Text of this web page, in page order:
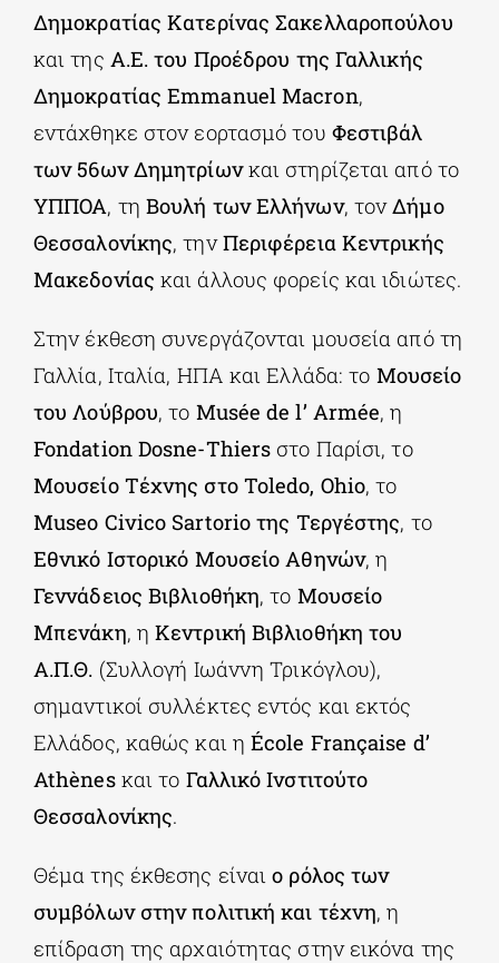
Δημοκρατίας Κατερίνας Σακελλαροπούλου
και της Α.Ε. του Προέδρου της Γαλλικής
Δημοκρατίας Emmanuel Macron,
εντάχθηκε στον εορτασμό του Φεστιβάλ
των 56ων Δημητρίωνκαι στηρίζεται από το
ΥΠΠΟΑ, τη Βουλή των Ελλήνων, τονΔήμο
Θεσσαλονίκης, τηνΠεριφέρεια Κεντρικής
Μακεδονίας και άλλους φορείς και ιδιώτες.
Στην έκθεση συνεργάζονται μουσεία από τη
Γαλλία, Ιταλία, ΗΠΑ και Ελλάδα: το Μουσείο
του Λούβρου, το Musée de l’ Armée, η
Fondation Dosne-Thiers στο Παρίσι, το
Μουσείο Τέχνης στο Toledo, Ohio, το
Museo Civico Sartorio της Τεργέστης, το
Εθνικό Ιστορικό Μουσείο Αθηνών, η
Γεννάδειος Βιβλιοθήκη, το Μουσείο
Μπενάκη, ηΚεντρική Βιβλιοθήκη του
Α.Π.Θ. (Συλλογή Ιωάννη Τρικόγλου),
σημαντικοί συλλέκτες εντός και εκτός
Ελλάδος, καθώς και ηÉcole Française d’
Athènesκαι το Γαλλικό Ινστιτούτο
Θεσσαλονίκης.
Θέμα της έκθεσης είναιο ρόλος των
συμβόλων στην πολιτική και τέχνη, η
επίδραση της αρχαιότητας στην εικόνα της